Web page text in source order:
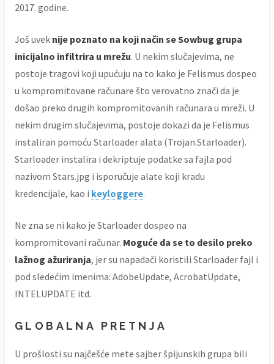
2017. godine.
Još uvek nije poznato na koji način se Sowbug grupa
inicijalno infiltrira u mrežu. U nekim slučajevima, ne
postoje tragovi koji upućuju na to kako je Felismus dospeo
u kompromitovane računare što verovatno znači da je
došao preko drugih kompromitovanih računara u mreži. U
nekim drugim slučajevima, postoje dokazi da je Felismus
instaliran pomoću Starloader alata (Trojan.Starloader).
Starloader instalira i dekriptuje podatke sa fajla pod
nazivom Stars.jpg i isporučuje alate koji kradu
kredencijale, kao i keyloggere.
Ne zna se ni kako je Starloader dospeo na
kompromitovani računar. Moguće da se to desilo preko
lažnog ažuriranja, jer su napadači koristili Starloader fajl i
pod sledećim imenima: AdobeUpdate, AcrobatUpdate,
INTELUPDATE itd.
GLOBALNA PRETNJA
U prošlosti su najčešće mete sajber špijunskih grupa bili